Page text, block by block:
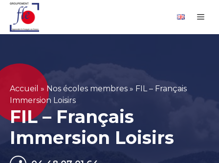
Aller
contenu
Accueil » Nos écoles membres » FIL – Français
Immersion Loisirs
FIL – Français
Immersion Loisirs
Panneau de gestion des cookies